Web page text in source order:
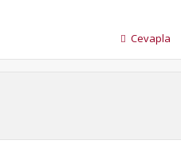
Cevapla